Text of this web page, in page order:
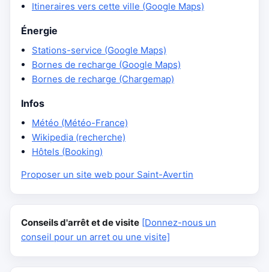
Itineraires vers cette ville (Google Maps)
Énergie
Stations-service (Google Maps)
Bornes de recharge (Google Maps)
Bornes de recharge (Chargemap)
Infos
Météo (Météo-France)
Wikipedia (recherche)
Hôtels (Booking)
Proposer un site web pour Saint-Avertin
Conseils d'arrêt et de visite [Donnez-nous un
conseil pour un arret ou une visite]